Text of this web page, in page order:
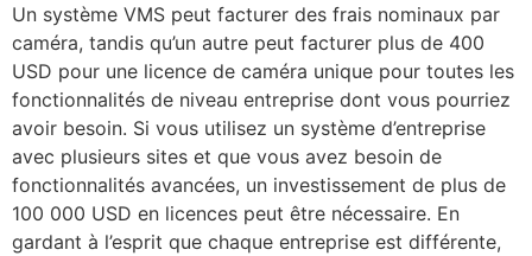
Un système VMS peut facturer des frais nominaux par
caméra, tandis qu’un autre peut facturer plus de 400
USD pour une licence de caméra unique pour toutes les
fonctionnalités de niveau entreprise dont vous pourriez
avoir besoin. Si vous utilisez un système d’entreprise
avec plusieurs sites et que vous avez besoin de
fonctionnalités avancées, un investissement de plus de
100 000 USD en licences peut être nécessaire. En
gardant à l’esprit que chaque entreprise est différente,